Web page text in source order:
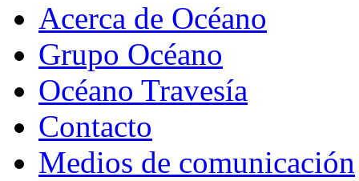
Acerca de Océano
Grupo Océano
Océano Travesía
Contacto
Medios de comunicación